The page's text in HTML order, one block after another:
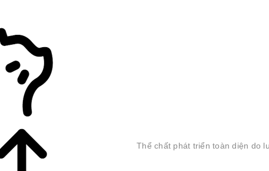
Thể chất phát triển toàn diện do